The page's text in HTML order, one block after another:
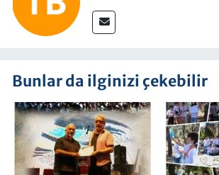
Bunlar da ilginizi çekebilir